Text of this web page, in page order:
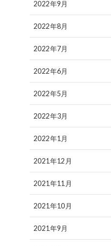
2022年9月
2022年8月
2022年7月
2022年6月
2022年5月
2022年3月
2022年1月
2021年12月
2021年11月
2021年10月
2021年9月